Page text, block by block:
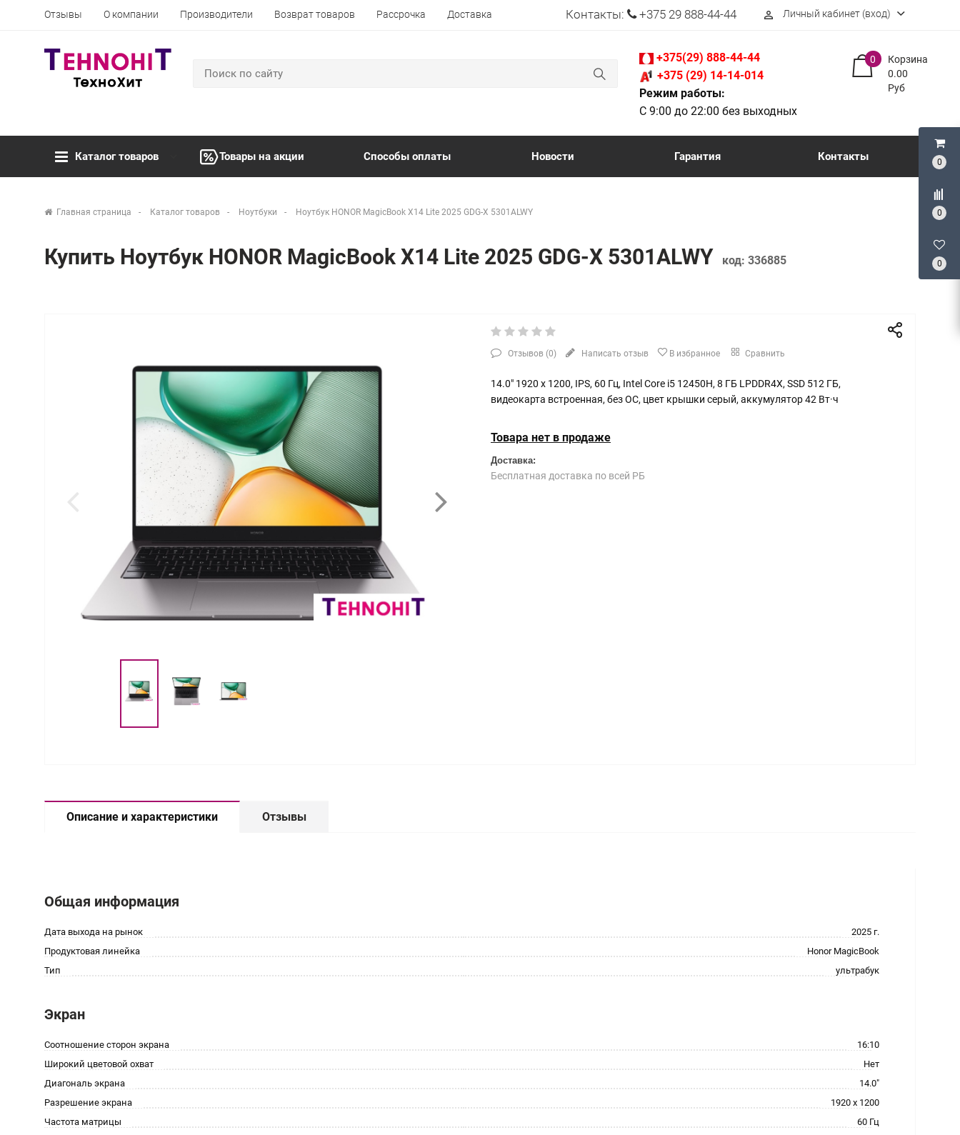
0
0
0
Отзывы О компании Производители Возврат товаров Рассрочка Доставка Контакты: +375 29 888-44-44 perm_identity Личный кабинет (вход)
+375(29) 888-44-44
+375 (29) 14-14-014
Режим работы:
С 9:00 до 22:00 без выходных
Корзина
0
0.00
Руб
Каталог товаров Товары на акции Способы оплаты Новости Гарантия Контакты
Главная страница Каталог товаров Ноутбуки Ноутбук HONOR MagicBook X14 Lite 2025 GDG-X 5301ALWY
Купить Ноутбук HONOR MagicBook X14 Lite 2025 GDG-X 5301ALWY код: 336885
Отзывов (0) Написать отзыв В избранное Сравнить
14.0" 1920 x 1200, IPS, 60 Гц, Intel Core i5 12450H, 8 ГБ LPDDR4X, SSD 512 ГБ,
видеокарта встроенная, без ОС, цвет крышки серый, аккумулятор 42 Вт·ч
Товара нет в продаже
Доставка:
Бесплатная доставка по всей РБ
Описание и характеристики Отзывы
Общая информация
Дата выхода на рынок
2025 г.
Продуктовая линейка
Honor MagicBook
Тип
ультрабук
Экран
Соотношение сторон экрана
16:10
Широкий цветовой охват
Нет
Диагональ экрана
14.0"
Разрешение экрана
1920 x 1200
Частота матрицы
60 Гц